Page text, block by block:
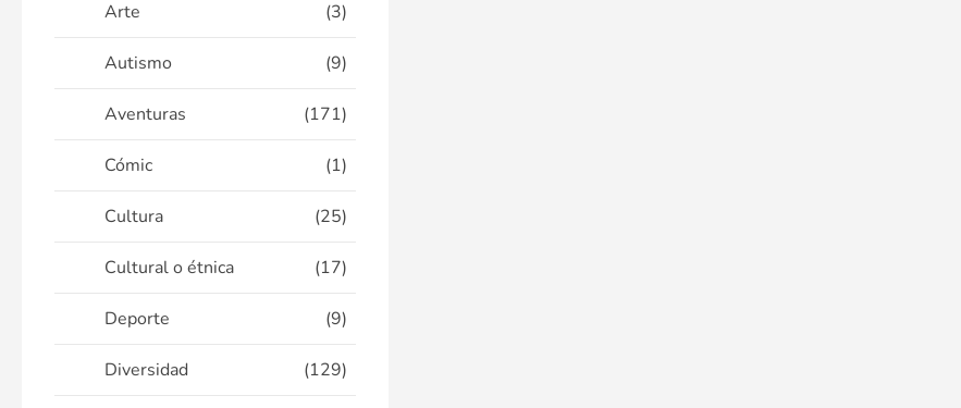
Arte (3)
Autismo (9)
Aventuras (171)
Cómic (1)
Cultura (25)
Cultural o étnica (17)
Deporte (9)
Diversidad (129)